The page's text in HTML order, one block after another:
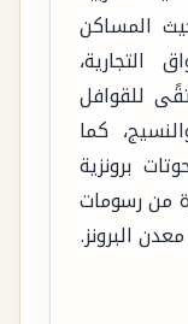
المساكن
التجارية،
للقوافل
كما
برونزية
من رسومات
البرونز.